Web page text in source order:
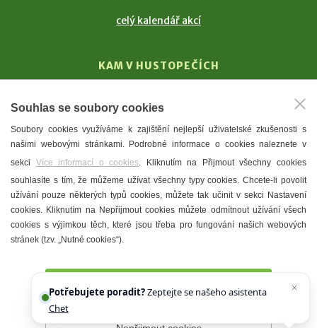
celý kalendář akcí
KAM V HUSTOPEČÍCH
T. G. Masaryk
Mandloně
Ubytování
Restaurace
Městské muzeum a galerie
Denní meníčka
Souhlas se soubory cookies
Soubory cookies využíváme k zajištění nejlepší uživatelské zkušenosti s
našimi webovými stránkami. Podrobné informace o cookies naleznete v
sekci Více informací o cookies. Kliknutím na Přijmout všechny cookies
souhlasíte s tím, že můžeme užívat všechny typy cookies. Chcete-li povolit
užívání pouze některých typů cookies, můžete tak učinit v sekci Nastavení
cookies. Kliknutím na Nepřijmout cookies můžete odmítnout užívání všech
cookies s výjimkou těch, které jsou třeba pro fungování našich webových
stránek (tzv. „Nutné cookies“).
Potřebujete poradit?Zeptejte se našeho asistenta
Chettyho